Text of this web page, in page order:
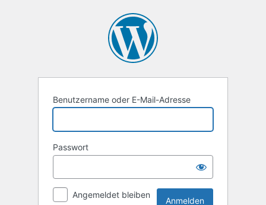
Benutzername oder E-Mail-Adresse
Passwort
Angemeldet bleiben